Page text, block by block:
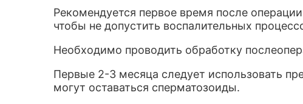
Рекомендуется первое время после
чтобы не допустить воспалительных
Необходимо проводить обработку
Первые 2-3 месяца следует использовать
могут оставаться сперматозоиды.